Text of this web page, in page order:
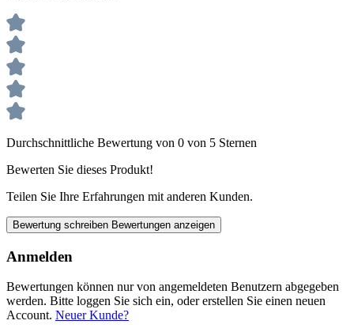
Durchschnittliche Bewertung von 0 von 5 Sternen
Bewerten Sie dieses Produkt!
Teilen Sie Ihre Erfahrungen mit anderen Kunden.
Bewertung schreiben Bewertungen anzeigen
Anmelden
Bewertungen können nur von angemeldeten Benutzern abgegeben
werden. Bitte loggen Sie sich ein, oder erstellen Sie einen neuen
Account. Neuer Kunde?